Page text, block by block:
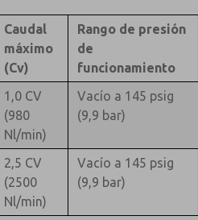
Caudal
máximo
(Cv)
Rango de presión
de
funcionamiento
1,0 CV
(980
Nl/min)
Vacío a 145 psig
(9,9 bar)
2,5 CV
(2500
Nl/min)
Vacío a 145 psig
(9,9 bar)